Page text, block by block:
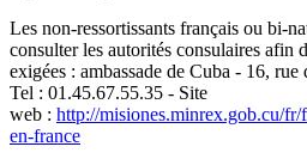
Les non-ressortissants français ou bi-
consulter les autorités consulaires afin
exigées : ambassade de Cuba - 16, rue
Tel : 01.45.67.55.35 - Site
web : http://misiones.minrex.gob.cu/fr/
en-france